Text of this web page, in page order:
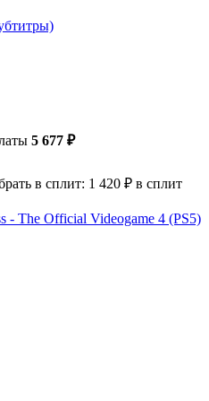
5 677 ₽
в сплит: 1 420 ₽ в сплит
- The Official Videogame 4 (PS5)